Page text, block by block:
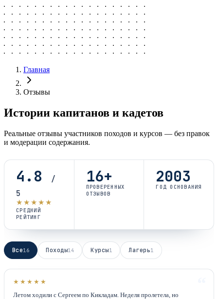
Главная
Отзывы
Истории капитанов и кадетов
Реальные отзывы участников походов и курсов — без правок
и модерации содержания.
4.8
/
5
★★★★★
СРЕДНИЙ
РЕЙТИНГ
16+
ПРОВЕРЕННЫХ
ОТЗЫВОВ
2003
ГОД ОСНОВАНИЯ
Все16 Походы14 Курсы1 Лагерь1
★★★★★
Летом ходили с Сергеем по Кикладам. Неделя пролетела, но